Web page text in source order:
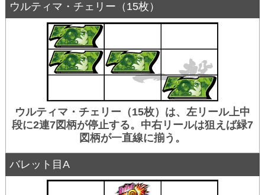
ウルティマ・チェリー（15枚）
ウルティマ・チェリー（15枚）は、左リール上中
段に2連7図柄が停止する。中右リールは狙えば緑7
図柄が一直線に揃う。
バレット目A